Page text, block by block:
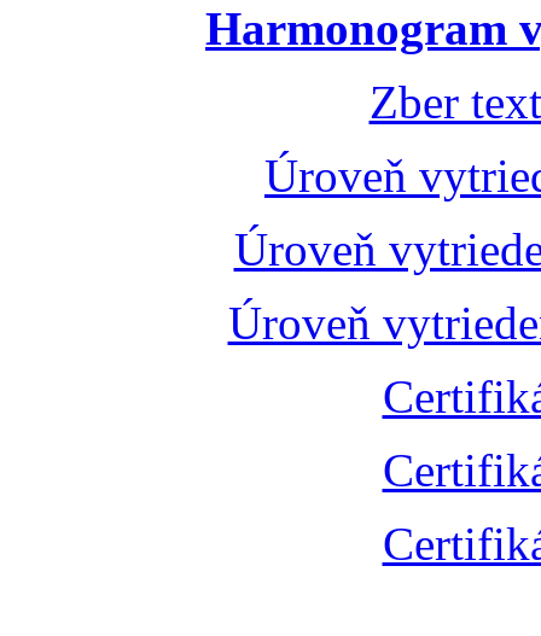
Harmonogram
Zber
Úroveň
Úroveň
Úroveň